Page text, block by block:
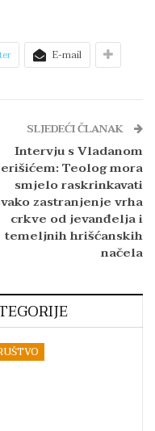
E-mail
SLJEDEĆI ČLANAK
Intervju s Vladanom
Teolog mora
smjelo raskrinkavati
zastranjenje vrha
crkve od jevanđelja i
temeljnih hrišćanskih
načela